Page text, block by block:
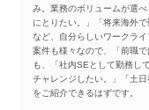
み。業務のボリュームが選
にとりたい。」「将来海外
など、自分らしいワークライ
案件も様々なので、「前職
も、「社内SEとして勤務し
チャレンジしたい。」「土
をご紹介できるはずです。